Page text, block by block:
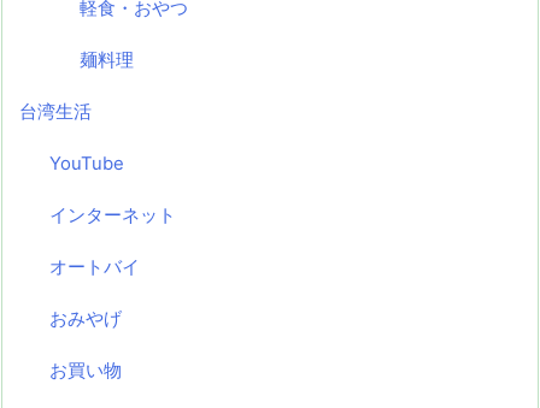
軽食・おやつ
麺料理
台湾生活
YouTube
インターネット
オートバイ
おみやげ
お買い物